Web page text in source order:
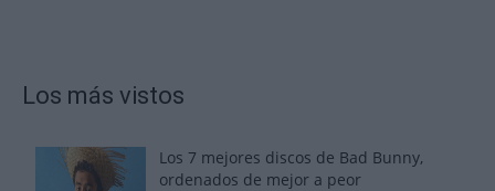
Los más vistos
Los 7 mejores discos de Bad Bunny,
ordenados de mejor a peor